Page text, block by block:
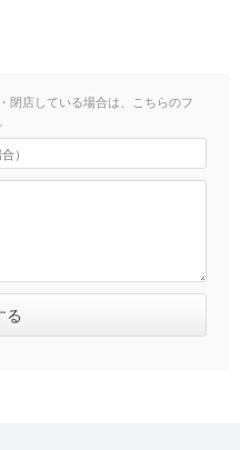
閉店している場合は、こちらのフ